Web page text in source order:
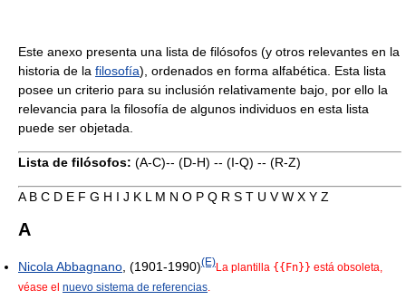
Este anexo presenta una lista de filósofos (y otros relevantes en la
historia de la filosofía), ordenados en forma alfabética. Esta lista
posee un criterio para su inclusión relativamente bajo, por ello la
relevancia para la filosofía de algunos individuos en esta lista
puede ser objetada.
Lista de filósofos: (A-C)-- (D-H) -- (I-Q) -- (R-Z)
A B C D E F G H I J K L M N O P Q R S T U V W X Y Z
A
Nicola Abbagnano , (1901-1990)(E)La plantilla {{Fn}} está obsoleta,
véase el nuevo sistema de referencias